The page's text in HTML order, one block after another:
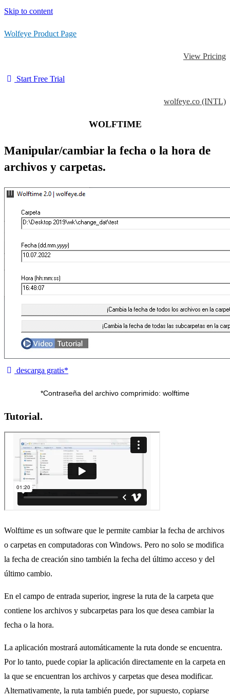
Skip to content
Wolfeye Product Page
View Pricing
Start Free Trial
wolfeye.co (INTL)
WOLFTIME
Manipular/cambiar la fecha o la hora de
archivos y carpetas.
descarga gratis*
*Contraseña del archivo comprimido: wolftime
Tutorial.
Wolftime es un software que le permite cambiar la fecha de archivos
o carpetas en computadoras con Windows. Pero no solo se modifica
la fecha de creación sino también la fecha del último acceso y del
último cambio.
En el campo de entrada superior, ingrese la ruta de la carpeta que
contiene los archivos y subcarpetas para los que desea cambiar la
fecha o la hora.
La aplicación mostrará automáticamente la ruta donde se encuentra.
Por lo tanto, puede copiar la aplicación directamente en la carpeta en
la que se encuentran los archivos y carpetas que desea modificar.
Alternativamente, la ruta también puede, por supuesto, copiarse